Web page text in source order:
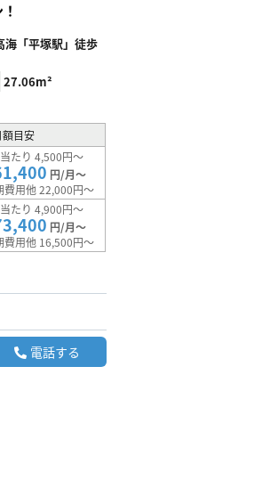
海「平塚駅」徒歩
27.06m²
額目安
たり 4,500円～
円/月～
費用他 22,000円～
たり 4,900円～
円/月～
費用他 16,500円～
電話する